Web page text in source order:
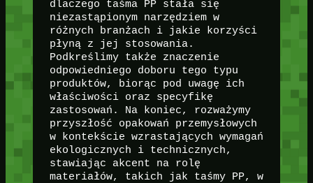
dlaczego taśma PP stała się
niezastąpionym narzędziem w
różnych branżach i jakie korzyści
płyną z jej stosowania.
Podkreślimy także znaczenie
odpowiedniego doboru tego typu
produktów, biorąc pod uwagę ich
właściwości oraz specyfikę
zastosowań. Na koniec, rozważymy
przyszłość opakowań przemysłowych
w kontekście wzrastających wymagań
ekologicznych i technicznych,
stawiając akcent na rolę
materiałów, takich jak taśmy PP, w